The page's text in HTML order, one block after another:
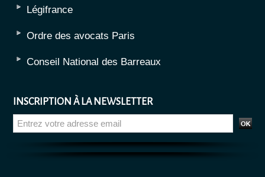
Légifrance
Ordre des avocats Paris
Conseil National des Barreaux
INSCRIPTION À LA NEWSLETTER